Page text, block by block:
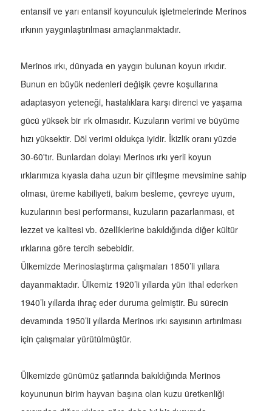
entansif ve yarı entansif koyunculuk işletmelerinde Merinos
ırkının yaygınlaştırılması amaçlanmaktadır.
Merinos ırkı, dünyada en yaygın bulunan koyun ırkıdır.
Bunun en büyük nedenleri değişik çevre koşullarına
adaptasyon yeteneği, hastalıklara karşı direnci ve yaşama
gücü yüksek bir ırk olmasıdır. Kuzuların verimi ve büyüme
hızı yüksektir. Döl verimi oldukça iyidir. İkizlik oranı yüzde
30-60'tır. Bunlardan dolayı Merinos ırkı yerli koyun
ırklarımıza kıyasla daha uzun bir çiftleşme mevsimine sahip
olması, üreme kabiliyeti, bakım besleme, çevreye uyum,
kuzularının besi performansı, kuzuların pazarlanması, et
lezzet ve kalitesi vb. özelliklerine bakıldığında diğer kültür
ırklarına göre tercih sebebidir.
Ülkemizde Merinoslaştırma çalışmaları 1850’li yıllara
dayanmaktadır. Ülkemiz 1920’li yıllarda yün ithal ederken
1940’lı yıllarda ihraç eder duruma gelmiştir. Bu sürecin
devamında 1950’li yıllarda Merinos ırkı sayısının artırılması
için çalışmalar yürütülmüştür.
Ülkemizde günümüz şatlarında bakıldığında Merinos
koyununun birim hayvan başına olan kuzu üretkenliği